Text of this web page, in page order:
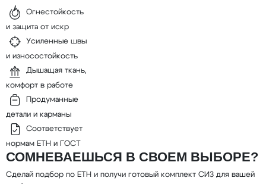
Огнестойкость
и защита от искр
Усиленные швы
и износостойкость
Дышащая ткань,
комфорт в работе
Продуманные
детали и карманы
Соответствует
нормам ЕТН и ГОСТ
СОМНЕВАЕШЬСЯ В СВОЕМ ВЫБОРЕ?
Сделай подбор по ЕТН и получи готовый комплект СИЗ для вашей